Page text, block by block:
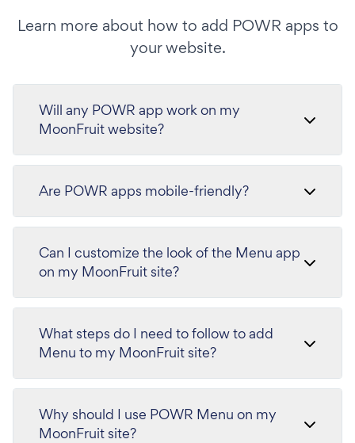
Learn more about how to add POWR apps to
your website.
Will any POWR app work on my
MoonFruit website?
Are POWR apps mobile-friendly?
Can I customize the look of the Menu app
on my MoonFruit site?
What steps do I need to follow to add
Menu to my MoonFruit site?
Why should I use POWR Menu on my
MoonFruit site?